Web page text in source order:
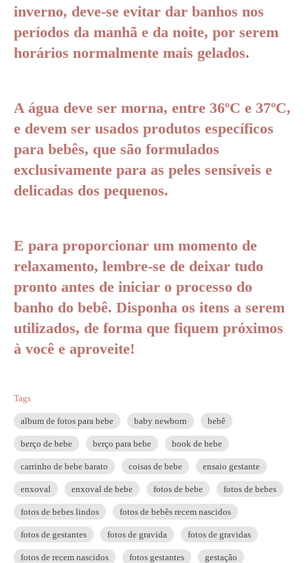
inverno, deve-se evitar dar banhos nos
períodos da manhã e da noite, por serem
horários normalmente mais gelados.
A água deve ser morna, entre 36ºC e 37ºC,
e devem ser usados produtos específicos
para bebês, que são formulados
exclusivamente para as peles sensíveis e
delicadas dos pequenos.
E para proporcionar um momento de
relaxamento, lembre-se de deixar tudo
pronto antes de iniciar o processo do
banho do bebê. Disponha os itens a serem
utilizados, de forma que fiquem próximos
à você e aproveite!
Tags
album de fotos para bebe baby newborn bebê
berço de bebe berço para bebe book de bebe
carrinho de bebe barato coisas de bebe ensaio gestante
enxoval enxoval de bebe fotos de bebe fotos de bebes
fotos de bebes lindos fotos de bebês recem nascidos
fotos de gestantes fotos de gravida fotos de gravidas
fotos de recem nascidos fotos gestantes gestação